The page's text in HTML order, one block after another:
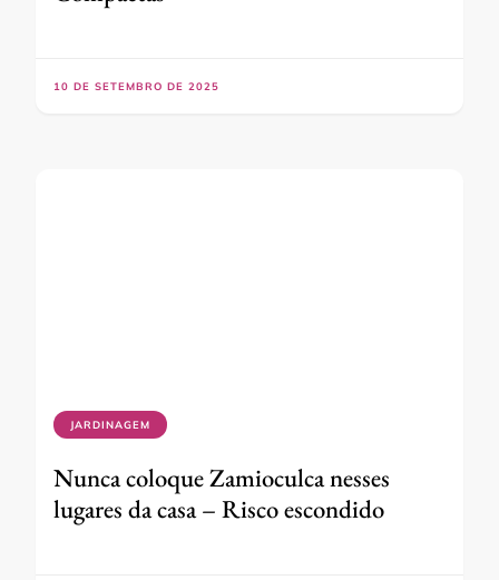
10 DE SETEMBRO DE 2025
JARDINAGEM
Nunca coloque Zamioculca nesses
lugares da casa – Risco escondido